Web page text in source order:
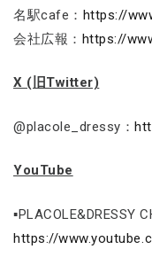
名駅cafe： https://
会社広報： https://
X (旧Twitter)
@placole_dressy：
YouTube
▪PLACOLE&DRESSY
https://